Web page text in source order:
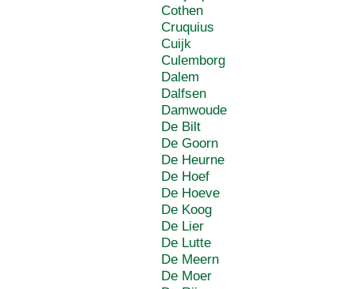
Cothen
Cruquius
Cuijk
Culemborg
Dalem
Dalfsen
Damwoude
De Bilt
De Goorn
De Heurne
De Hoef
De Hoeve
De Koog
De Lier
De Lutte
De Meern
De Moer